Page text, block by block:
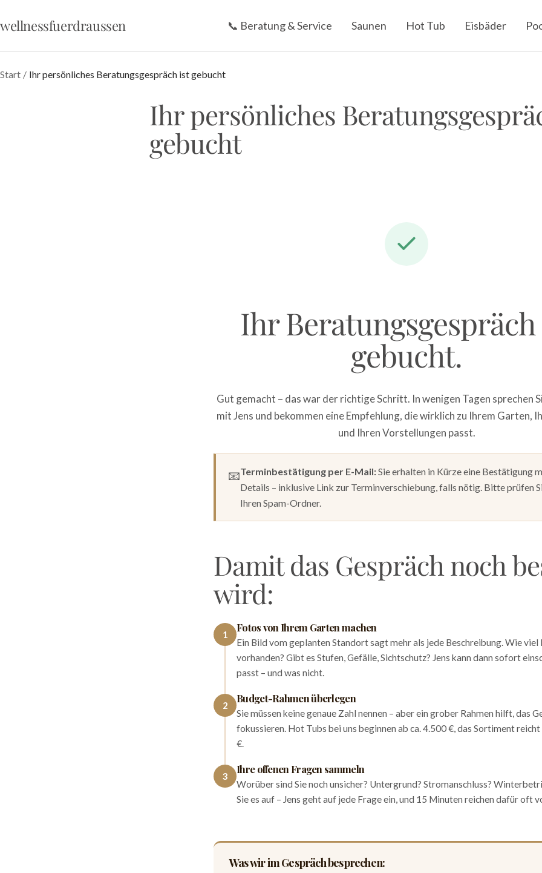
zum
📞 Beratung & Service Saunen Hot Tub Eisbäder
wellnessfuerdraussen
Start Ihr persönliches Beratungsgespräch ist gebucht
Ihr persönliches
gebucht
Ihr
gebucht.
Gut gemacht – das war der richtige Schritt. In wenigen Tagen sprechen
mit Jens und bekommen eine Empfehlung, die wirklich zu Ihrem Garten,
und Ihren Vorstellungen passt.
📧Terminbestätigung per E-Mail:Sie erhalten in Kürze eine Bestätigung
Details – inklusive Link zur Terminverschiebung, falls nötig. Bitte prüfen
Ihren Spam-Ordner.
Damit das Gespräch noch
wird:
1
Fotos von Ihrem Garten machen
Ein Bild vom geplanten Standort sagt mehr als jede Beschreibung. Wie viel
vorhanden? Gibt es Stufen, Gefälle, Sichtschutz? Jens kann dann sofort
passt – und was nicht.
2
Budget-Rahmen überlegen
Sie müssen keine genaue Zahl nennen – aber ein grober Rahmen hilft, das
fokussieren. Hot Tubs bei uns beginnen ab ca. 4.500 €, das Sortiment
€.
3
Ihre offenen Fragen sammeln
Worüber sind Sie noch unsicher? Untergrund? Stromanschluss?
Sie es auf – Jens geht auf jede Frage ein, und 15 Minuten reichen dafür oft
Was wir im Gespräch besprechen: